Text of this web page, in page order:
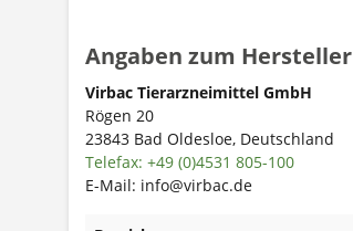
Angaben zum Hersteller
Virbac Tierarzneimittel GmbH
Rögen 20
23843 Bad Oldesloe, Deutschland
Telefax: +49 (0)4531 805-100
E-Mail: info@virbac.de